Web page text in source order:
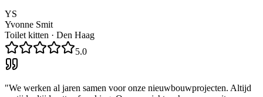
YS
Yvonne Smit
Toilet kitten · Den Haag
5.0
"We werken al jaren samen voor onze nieuwbouwprojecten. Altijd